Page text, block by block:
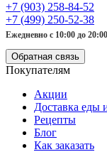
+7 (903) 258-84-52
+7 (499) 250-52-38
Ежедневно с 10:00 до 20:00
Обратная связь
Покупателям
Акции
Доставка еды
Рецепты
Блог
Как заказать